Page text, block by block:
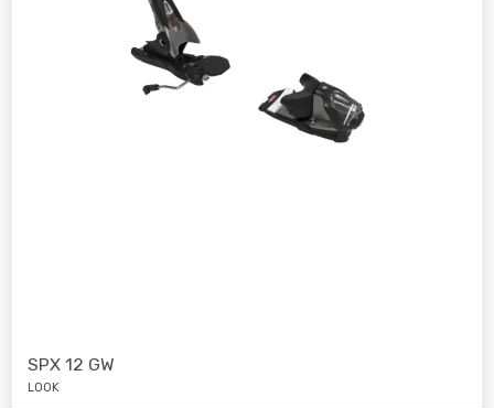
SPX 12 GW
LOOK